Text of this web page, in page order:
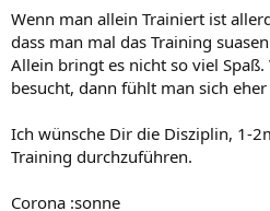
Wenn man allein Trainiert ist
dass man mal das Training
Allein bringt es nicht so viel
besucht, dann fühlt man sich
Ich wünsche Dir die Disziplin, 1-
Training durchzuführen.
Corona :sonne